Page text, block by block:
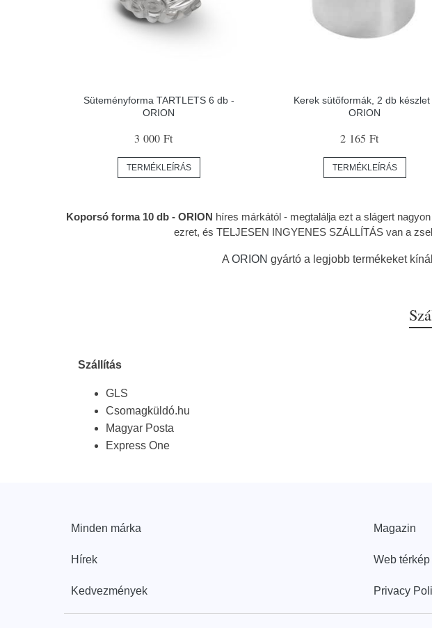
Süteményforma TARTLETS 6 db -
ORION
3 000 Ft
TERMÉKLEÍRÁS
Kerek sütőformák, 2 db készlet
ORION
2 165 Ft
TERMÉKLEÍRÁS
Koporsó forma 10 db - ORION híres márkától - megtalálja ezt a slágert
ezret, és TELJESEN INGYENES SZÁLLÍTÁS van a
A ORION gyártó a legjobb termékeket
Szállítás
GLS
Csomagküldó.hu
Magyar Posta
Express One
Minden márka
Hírek
Kedvezmények
Magazin
Web térkép
Privacy